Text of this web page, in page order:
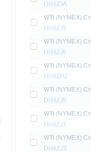
DH4ZJA
WTI (NYMEX)
DH4ZJ5
WTI (NYMEX)
DH4ZJ8
WTI (NYMEX)
DH4ZHZ
WTI (NYMEX)
DH4ZJ9
WTI (NYMEX)
DH4ZJ1
WTI (NYMEX)
DH4ZJ3